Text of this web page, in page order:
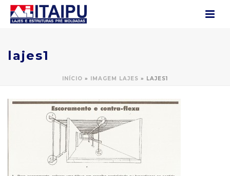
lajes1
INÍCIO » IMAGEM LAJES » LAJES1